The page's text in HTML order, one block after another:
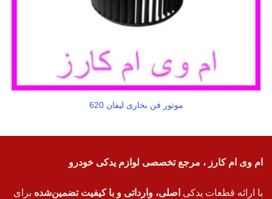
موتور فن بخاری لیفان 620
ام وی ام کارز ، مرجع تخصصی لوازم یدکی خودرو
با ارائه قطعات یدکی اصلی، وارداتی و با کیفیت تضمین‌شده برای